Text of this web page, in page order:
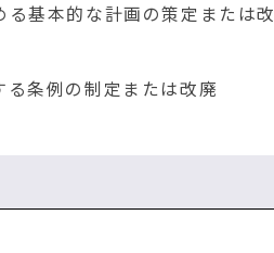
基本的な計画の策定または改
条例の制定または改廃